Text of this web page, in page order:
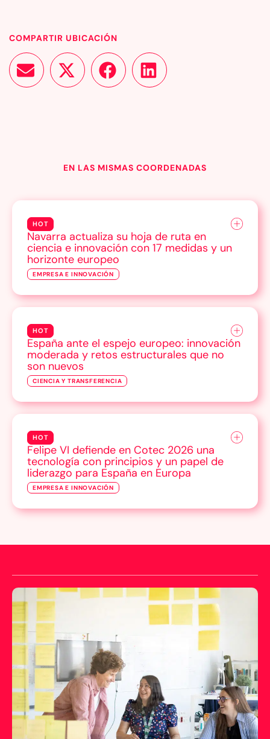
COMPARTIR UBICACIÓN
EN LAS MISMAS COORDENADAS
HOT
Navarra actualiza su hoja de ruta en
ciencia e innovación con 17 medidas y un
horizonte europeo
EMPRESA E INNOVACIÓN
HOT
España ante el espejo europeo: innovación
moderada y retos estructurales que no
son nuevos
CIENCIA Y TRANSFERENCIA
HOT
Felipe VI defiende en Cotec 2026 una
tecnología con principios y un papel de
liderazgo para España en Europa
EMPRESA E INNOVACIÓN